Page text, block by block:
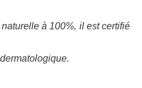
à 100%, il est certifié